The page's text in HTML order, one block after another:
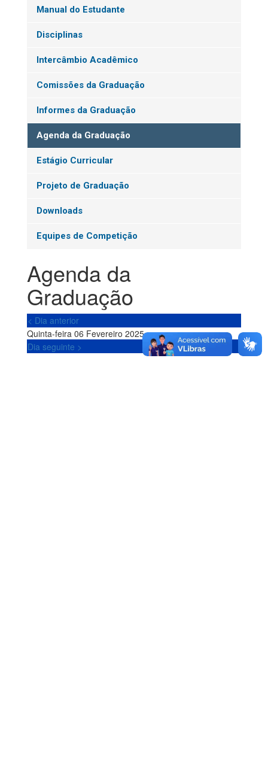
Manual do Estudante
Disciplinas
Intercâmbio Acadêmico
Comissões da Graduação
Informes da Graduação
Agenda da Graduação
Estágio Curricular
Projeto de Graduação
Downloads
Equipes de Competição
Agenda da
Graduação
< Dia anterior
Quinta-feira 06 Fevereiro 2025
Dia seguinte >